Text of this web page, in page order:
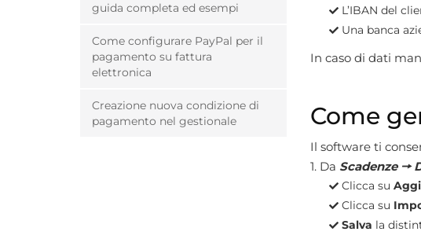
L’IBAN del
Una banca
In caso di dati
Come
Il software ti
1. Da Scadenze 🠖
Clicca su
Clicca su
Salva la
guida completa ed esempi
Come configurare PayPal per il
pagamento su fattura
elettronica
Creazione nuova condizione di
pagamento nel gestionale